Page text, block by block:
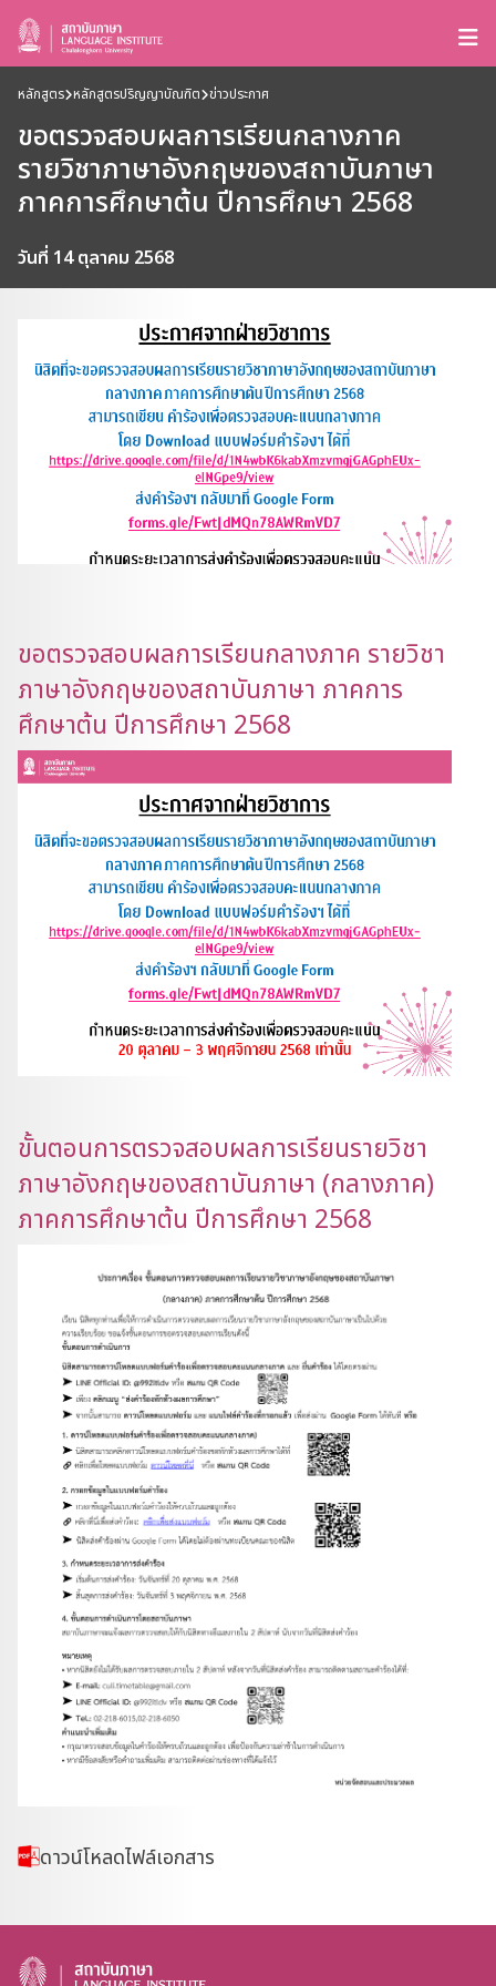
หลักสูตร หลักสูตรปริญญาบัณฑิต ข่าวประกาศ
ขอตรวจสอบผลการเรียนกลางภาค
รายวิชาภาษาอังกฤษของสถาบันภาษา
ภาคการศึกษาต้น ปีการศึกษา 2568
วันที่ 14 ตุลาคม 2568
ขอตรวจสอบผลการเรียนกลางภาค รายวิชา
ภาษาอังกฤษของสถาบันภาษา ภาคการ
ศึกษาต้น ปีการศึกษา 2568
ขั้นตอนการตรวจสอบผลการเรียนรายวิชา
ภาษาอังกฤษของสถาบันภาษา (กลางภาค)
ภาคการศึกษาต้น ปีการศึกษา 2568
ดาวน์โหลดไฟล์เอกสาร